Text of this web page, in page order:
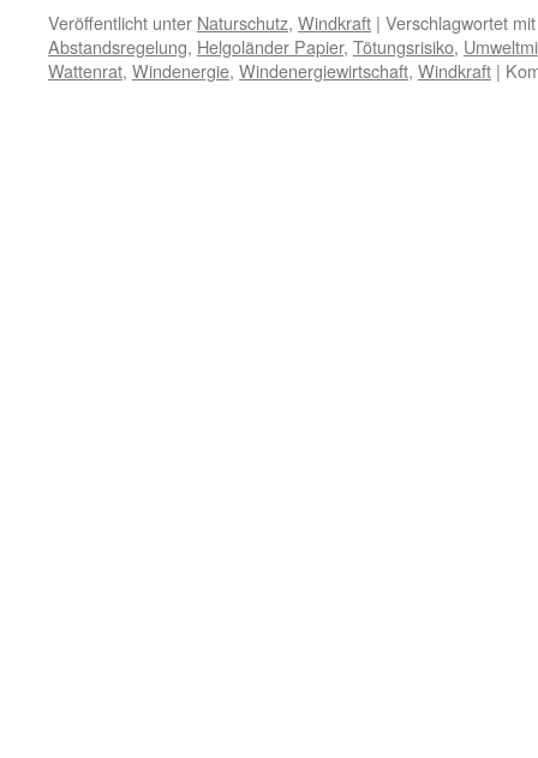
Veröffentlicht unter Naturschutz, Windkraft | Verschlagwortet mit
Abstandsregelung, Helgoländer Papier, Tötungsrisiko,
Wattenrat, Windenergie, Windenergiewirtschaft, Windkraft |